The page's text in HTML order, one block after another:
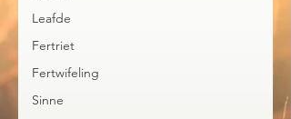
Leafde
Fertriet
Fertwifeling
Sinne